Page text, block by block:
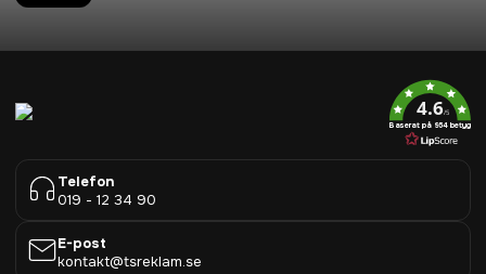
4.6/5
Baserat på 954 betyg
Telefon
019 - 12 34 90
E-post
kontakt@tsreklam.se